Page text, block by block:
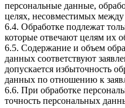
персональные данные,
целях, несовместимых между
6.4. Обработке подлежат
которые отвечают целям их
6.5. Содержание и объем
данных соответствуют
допускается избыточность
данных по отношению к
6.6. При обработке
точность персональных